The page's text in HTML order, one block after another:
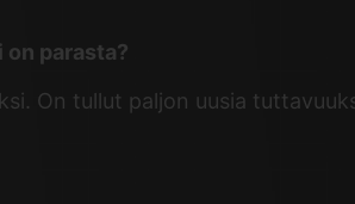
parasta?
On tullut paljon uusia